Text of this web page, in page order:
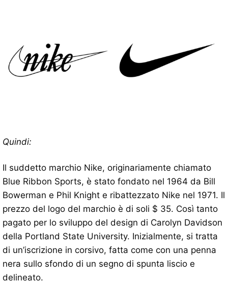
Quindi:
Il suddetto marchio Nike, originariamente chiamato
Blue Ribbon Sports, è stato fondato nel 1964 da Bill
Bowerman e Phil Knight e ribattezzato Nike nel 1971. Il
prezzo del logo del marchio è di soli $ 35. Così tanto
pagato per lo sviluppo del design di Carolyn Davidson
della Portland State University. Inizialmente, si tratta
di un’iscrizione in corsivo, fatta come con una penna
nera sullo sfondo di un segno di spunta liscio e
delineato.